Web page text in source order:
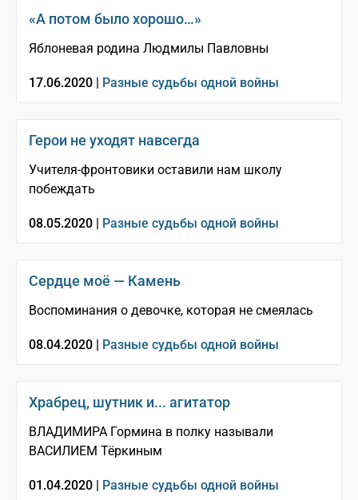
«А потом было хорошо…»
Яблоневая родина Людмилы Павловны
17.06.2020 | Разные судьбы одной войны
Герои не уходят навсегда
Учителя-фронтовики оставили нам школу
побеждать
08.05.2020 | Разные судьбы одной войны
Сердце моё — Камень
Воспоминания о девочке, которая не смеялась
08.04.2020 | Разные судьбы одной войны
Храбрец, шутник и... агитатор
ВЛАДИМИРА Гормина в полку называли
ВАСИЛИЕМ Тёркиным
01.04.2020 | Разные судьбы одной войны